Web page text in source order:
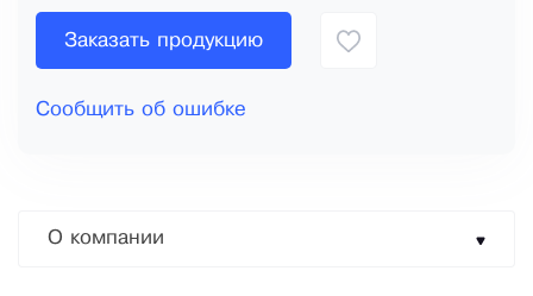
Заказать продукцию
Сообщить об ошибке
О компании